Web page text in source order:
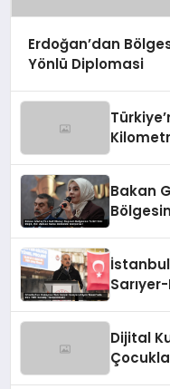
Erdoğan’dan
Yönlü Diplomasi
Bakan
Dijital